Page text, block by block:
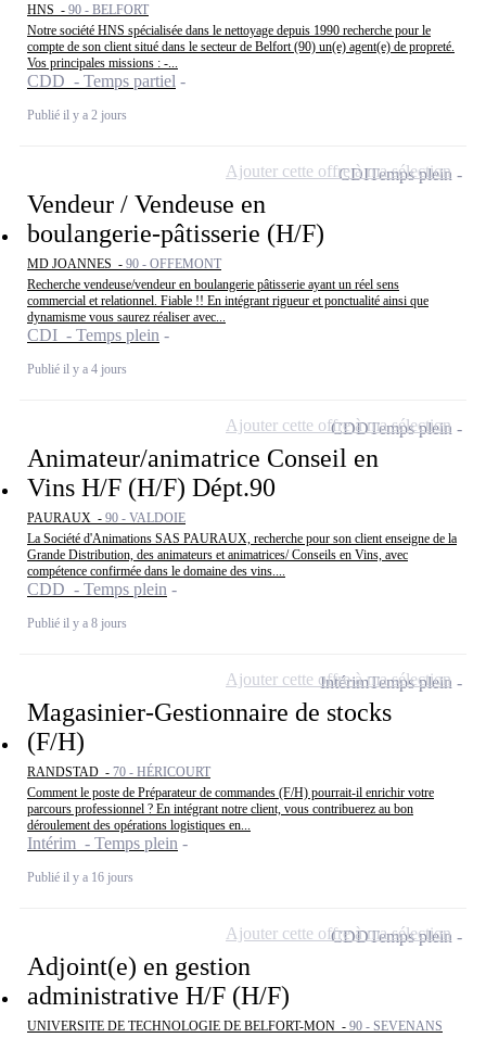
HNS - 90 - BELFORT
Notre société HNS spécialisée dans le nettoyage depuis 1990 recherche pour le
compte de son client situé dans le secteur de Belfort (90) un(e) agent(e) de propreté.
Vos principales missions : -...
CDD - Temps partiel
Publié il y a 2 jours
Vendeur / Vendeuse en
boulangerie-pâtisserie (H/F)
MD JOANNES - 90 - OFFEMONT
Recherche vendeuse/vendeur en boulangerie pâtisserie ayant un réel sens
commercial et relationnel. Fiable !! En intégrant rigueur et ponctualité ainsi que
dynamisme vous saurez réaliser avec...
CDI - Temps plein
Publié il y a 4 jours
CDITemps plein
Ajouter cette offre à ma sélection
Animateur/animatrice Conseil en
Vins H/F (H/F) Dépt.90
PAURAUX - 90 - VALDOIE
La Société d'Animations SAS PAURAUX, recherche pour son client enseigne de la
Grande Distribution, des animateurs et animatrices/ Conseils en Vins, avec
compétence confirmée dans le domaine des vins....
CDD - Temps plein
Publié il y a 8 jours
CDDTemps plein
Ajouter cette offre à ma sélection
Magasinier-Gestionnaire de stocks
(F/H)
RANDSTAD - 70 - HÉRICOURT
Comment le poste de Préparateur de commandes (F/H) pourrait-il enrichir votre
parcours professionnel ? En intégrant notre client, vous contribuerez au bon
déroulement des opérations logistiques en...
Intérim - Temps plein
Publié il y a 16 jours
IntérimTemps plein
Ajouter cette offre à ma sélection
Adjoint(e) en gestion
administrative H/F (H/F)
UNIVERSITE DE TECHNOLOGIE DE BELFORT-MON - 90 - SEVENANS
CDDTemps plein
Ajouter cette offre à ma sélection